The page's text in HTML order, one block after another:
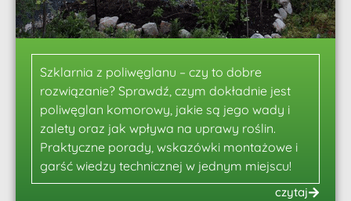
Szklarnia z poliwęglanu – czy to dobre
rozwiązanie? Sprawdź, czym dokładnie jest
poliwęglan komorowy, jakie są jego wady i
zalety oraz jak wpływa na uprawy roślin.
Praktyczne porady, wskazówki montażowe i
garść wiedzy technicznej w jednym miejscu!
czytaj